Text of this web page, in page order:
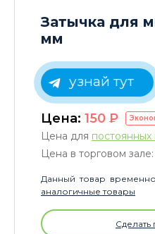
Затычка для
мм
узнай тут
Цена: 150 P
Цена для постоянных
Цена в торговом зале:
Данный товар
аналогичные товары
Сделать